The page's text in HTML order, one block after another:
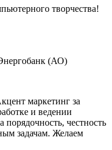
творчества!
(АО)
маркетинг за
и ведении
честность
задачам. Желаем